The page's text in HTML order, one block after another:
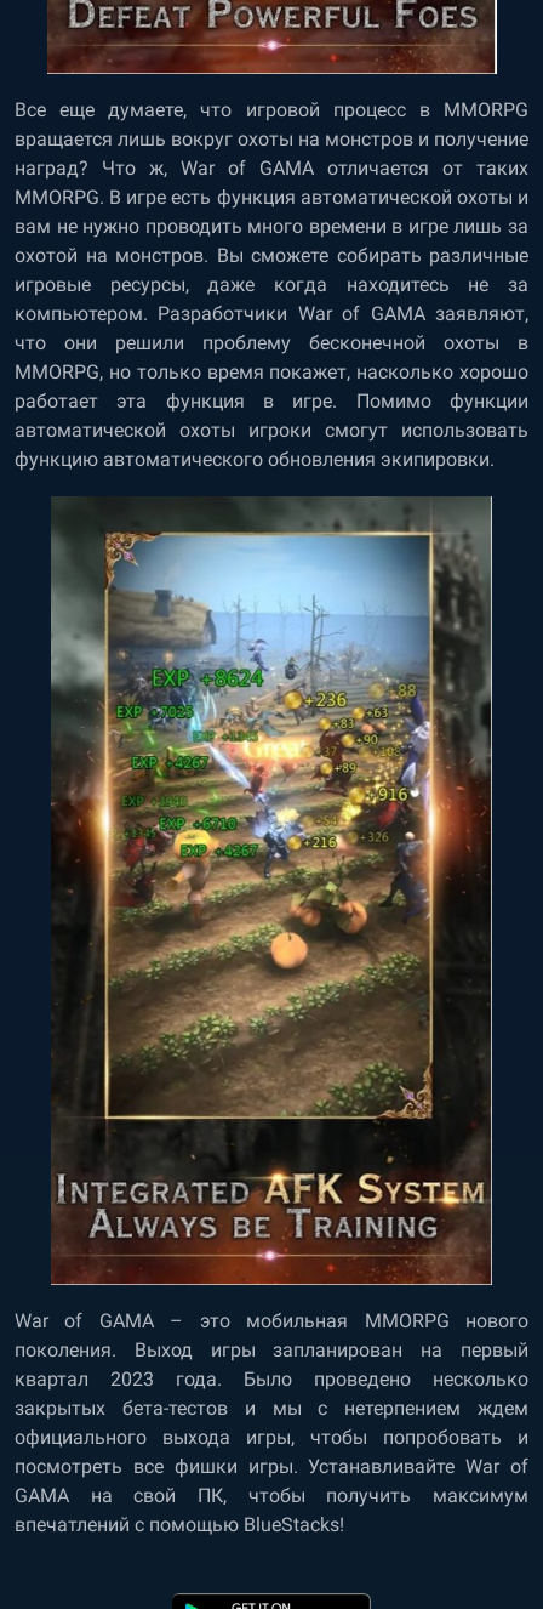
Все еще думаете, что игровой процесс в MMORPG
вращается лишь вокруг охоты на монстров и получение
наград? Что ж, War of GAMA отличается от таких
MMORPG. В игре есть функция автоматической охоты и
вам не нужно проводить много времени в игре лишь за
охотой на монстров. Вы сможете собирать различные
игровые ресурсы, даже когда находитесь не за
компьютером. Разработчики War of GAMA заявляют,
что они решили проблему бесконечной охоты в
MMORPG, но только время покажет, насколько хорошо
работает эта функция в игре. Помимо функции
автоматической охоты игроки смогут использовать
функцию автоматического обновления экипировки.
War of GAMA – это мобильная MMORPG нового
поколения. Выход игры запланирован на первый
квартал 2023 года. Было проведено несколько
закрытых бета-тестов и мы с нетерпением ждем
официального выхода игры, чтобы попробовать и
посмотреть все фишки игры. Устанавливайте War of
GAMA на свой ПК, чтобы получить максимум
впечатлений с помощью BlueStacks!